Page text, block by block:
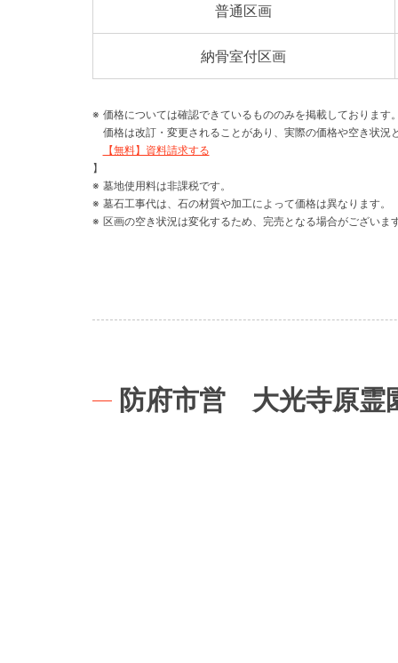
普通区画
納骨室付区画
価格については確認できているもののみを掲載しております
価格は改訂・変更されることがあり、実際の価格や空き状
【無料】資料請求する
】
墓地使用料は非課税です。
墓石工事代は、石の材質や加工によって価格は異なります。
区画の空き状況は変化するため、完売となる場合がございま
防府市営 大光寺原霊